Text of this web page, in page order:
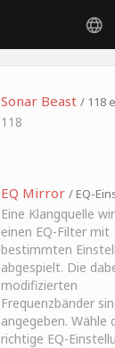
Sonar Beast / 118
118
EQ Mirror / EQ-
Eine Klangquelle
einen EQ-Filter mit
bestimmten
abgespielt. Die
modifizierten
Frequenzbänder
angegeben. Wähle
richtige EQ-